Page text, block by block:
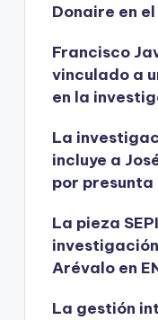
Donaire en
Francisco
vinculado a
en la
La
incluye a
por
La pieza
Arévalo en
La gestión